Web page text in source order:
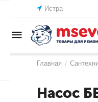
Истра
Главная /
Насос